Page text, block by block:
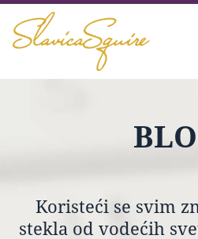
Koristeći se svim
stekla od vodećih